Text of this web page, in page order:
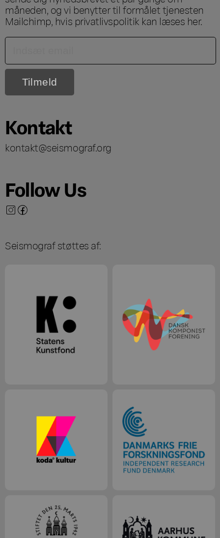
måneden, og vi benytter til formålet tjenesten
Mailchimp, hvis privatlivspolitik kan læses her.
Kontakt
kontakt@seismograf.org
Follow Us
Seismograf støttes af: